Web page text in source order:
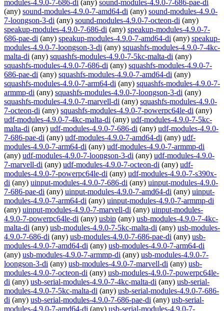
modules-4.9.0-7-686-di (any) sound-modules-4.9.0-7-686-pae-di
(any) sound-modules-4.9.0-7-amd64-di (any) sound-modules-4.9.0-
7-loongson-3-di (any) sound-modules-4.9.0-7-octeon-di (any)
speakup-modules-4.9.0-7-686-di (any) speakup-modules-4.9.0-7-
686-pae-di (any) speakup-modules-4.9.0-7-amd64-di (any) speakup-
modules-4.9.0-7-loongson-3-di (any) squashfs-modules-4.9.0-7-4kc-
malta-di (any) squashfs-modules-4.9.0-7-5kc-malta-di (any)
squashfs-modules-4.9.0-7-686-di (any) squashfs-modules-4.9.0-7-
686-pae-di (any) squashfs-modules-4.9.0-7-amd64-di (any)
squashfs-modules-4.9.0-7-arm64-di (any) squashfs-modules-4.9.0-7-
armmp-di (any) squashfs-modules-4.9.0-7-loongson-3-di (any)
squashfs-modules-4.9.0-7-marvell-di (any) squashfs-modules-4.9.0-
7-octeon-di (any) squashfs-modules-4.9.0-7-powerpc64le-di (any)
udf-modules-4.9.0-7-4kc-malta-di (any) udf-modules-4.9.0-7-5kc-
malta-di (any) udf-modules-4.9.0-7-686-di (any) udf-modules-4.9.0-
7-686-pae-di (any) udf-modules-4.9.0-7-amd64-di (any) udf-
modules-4.9.0-7-arm64-di (any) udf-modules-4.9.0-7-armmp-di
(any) udf-modules-4.9.0-7-loongson-3-di (any) udf-modules-4.9.0-
7-marvell-di (any) udf-modules-4.9.0-7-octeon-di (any) udf-
modules-4.9.0-7-powerpc64le-di (any) udf-modules-4.9.0-7-s390x-
di (any) uinput-modules-4.9.0-7-686-di (any) uinput-modules-4.9.0-
7-686-pae-di (any) uinput-modules-4.9.0-7-amd64-di (any) uinput-
modules-4.9.0-7-arm64-di (any) uinput-modules-4.9.0-7-armmp-di
(any) uinput-modules-4.9.0-7-marvell-di (any) uinput-modules-
4.9.0-7-powerpc64le-di (any) usbip (any) usb-modules-4.9.0-7-4kc-
malta-di (any) usb-modules-4.9.0-7-5kc-malta-di (any) usb-modules-
4.9.0-7-686-di (any) usb-modules-4.9.0-7-686-pae-di (any) usb-
modules-4.9.0-7-amd64-di (any) usb-modules-4.9.0-7-arm64-di
(any) usb-modules-4.9.0-7-armmp-di (any) usb-modules-4.9.0-7-
loongson-3-di (any) usb-modules-4.9.0-7-marvell-di (any) usb-
modules-4.9.0-7-octeon-di (any) usb-modules-4.9.0-7-powerpc64le-
di (any) usb-serial-modules-4.9.0-7-4kc-malta-di (any) usb-serial-
modules-4.9.0-7-5kc-malta-di (any) usb-serial-modules-4.9.0-7-686-
di (any) usb-serial-modules-4.9.0-7-686-pae-di (any) usb-serial-
modules-4.9.0-7-amd64-di (any) usb-serial-modules-4.9.0-7-